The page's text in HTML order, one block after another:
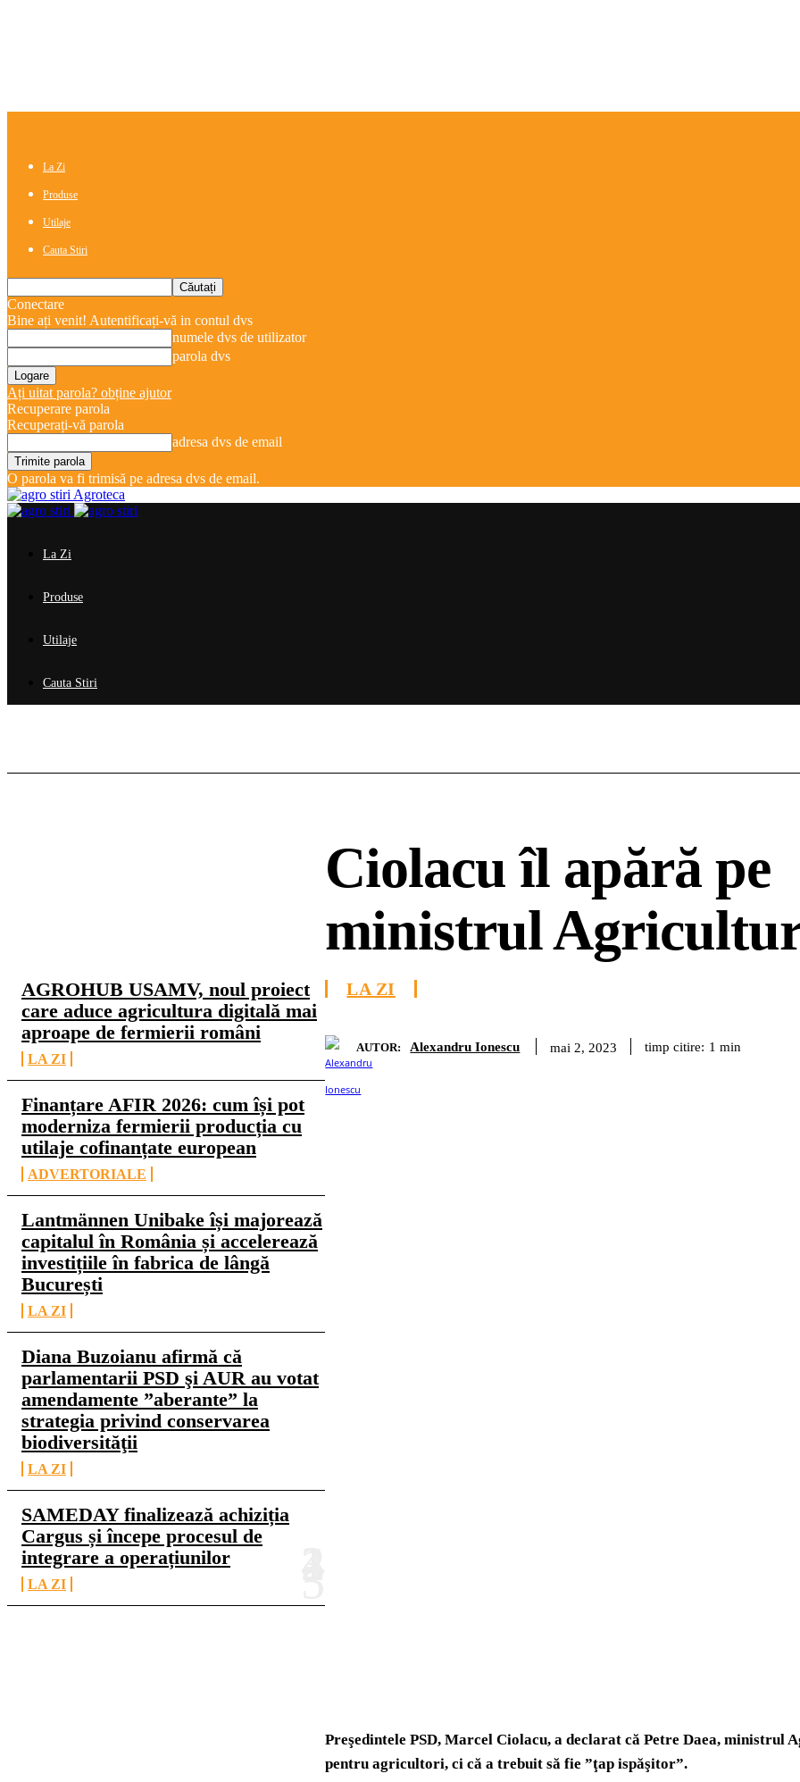
La Zi
Produse
Utilaje
Cauta Stiri
Conectare
Bine ați venit! Autentificați-vă in contul dvs
numele dvs de utilizator
parola dvs
Ați uitat parola? obține ajutor
Recuperare parola
Recuperați-vă parola
adresa dvs de email
O parola va fi trimisă pe adresa dvs de email.
Agroteca
La Zi
Produse
Utilaje
Cauta Stiri
AGROHUB USAMV, noul proiect
care aduce agricultura digitală mai
aproape de fermierii români
LA ZI
Finanțare AFIR 2026: cum își pot
moderniza fermierii producția cu
utilaje cofinanțate european
ADVERTORIALE
Lantmännen Unibake își majorează
capitalul în România și accelerează
investițiile în fabrica de lângă
București
LA ZI
Diana Buzoianu afirmă că
parlamentarii PSD şi AUR au votat
amendamente ”aberante” la
strategia privind conservarea
biodiversităţii
LA ZI
SAMEDAY finalizează achiziția
Cargus și începe procesul de
integrare a operațiunilor
LA ZI
Ciolacu îl apără pe
ministrul
LA ZI
AUTOR: Alexandru Ionescu mai 2, 2023 timp citire: 1 min
Preşedintele PSD, Marcel Ciolacu, a declarat că Petre Daea,
pentru agricultori, ci că a trebuit să fie ”ţap ispăşitor”.